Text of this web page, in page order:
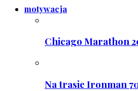
motywacja
Chicago Marathon
Na trasie Ironman